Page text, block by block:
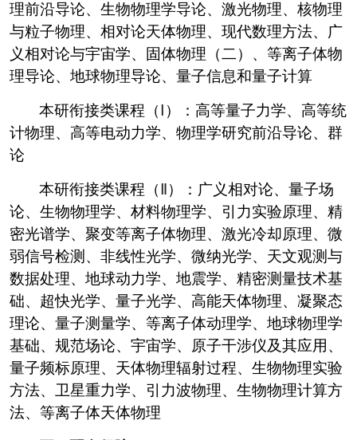
理前沿导论、生物物理学导论、激光物理、核物理
与粒子物理、相对论天体物理、现代数理方法、广
义相对论与宇宙学、固体物理（二）、等离子体物
理导论、地球物理导论、量子信息和量子计算
本研衔接类课程（ ）：高等量子力学、高等统
计物理、高等电动力学、物理学研究前沿导论、群
论
本研衔接类课程（
）：广义相对论、量子场
论、生物物理学、材料物理学、引力实验原理、精
密光谱学、聚变等离子体物理、激光冷却原理、微
弱信号检测、非线性光学、微纳光学、天文观测与
数据处理、地球动力学、地震学、精密测量技术基
础、超快光学、量子光学、高能天体物理、凝聚态
理论、量子测量学、等离子体动理学、地球物理学
基础、规范场论、宇宙学、原子干涉仪及其应用、
量子频标原理、天体物理辐射过程、生物物理实验
方法、卫星重力学、引力波物理、生物物理计算方
法、等离子体天体物理